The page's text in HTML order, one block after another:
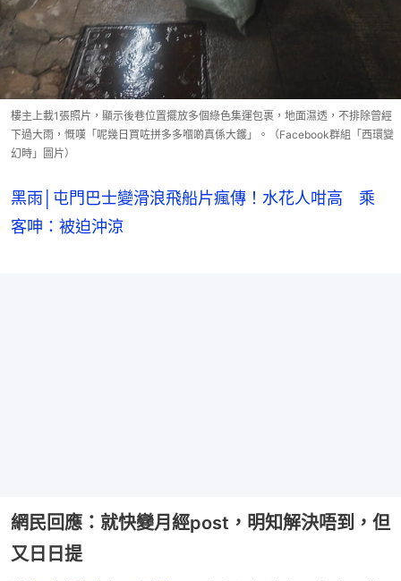
樓主上載1張照片，顯示後巷位置擺放多個綠色集運包裹，地面濕透，不排除曾經
下過大雨，慨嘆「呢幾日買咗拼多多嗰啲真係大鑊」。（Facebook群組「西環變
幻時」圖片）
黑雨│屯門巴士變滑浪飛船片瘋傳！水花人咁高 乘
客呻：被迫沖涼
網民回應：就快變月經post，明知解決唔到，但
又日日提